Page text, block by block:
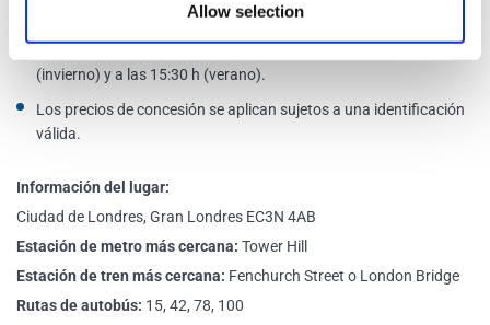
Allow selection
horas antes de la fecha de viaje.
(invierno) y a las 15:30 h (verano).
Los precios de concesión se aplican sujetos a una identificación
válida.
Información del lugar:
Ciudad de Londres, Gran Londres EC3N 4AB
Estación de metro más cercana: Tower Hill
Estación de tren más cercana: Fenchurch Street o London Bridge
Rutas de autobús: 15, 42, 78, 100